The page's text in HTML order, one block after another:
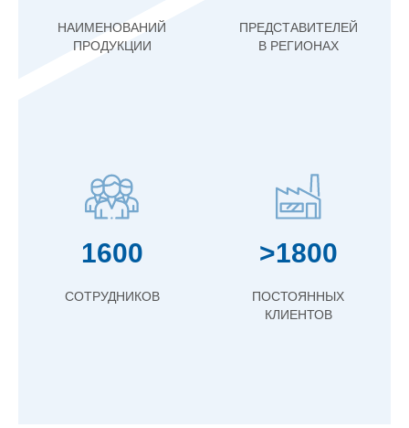
НАИМЕНОВАНИЙ
ПРОДУКЦИИ
ПРЕДСТАВИТЕЛЕЙ
В РЕГИОНАХ
1600
СОТРУДНИКОВ
>1800
ПОСТОЯННЫХ
КЛИЕНТОВ